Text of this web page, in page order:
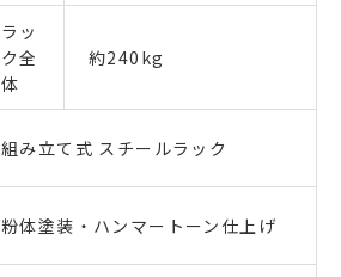
ラッ
ク全
体
約240kg
組み立て式 スチールラック
粉体塗装・ハンマートーン仕上げ